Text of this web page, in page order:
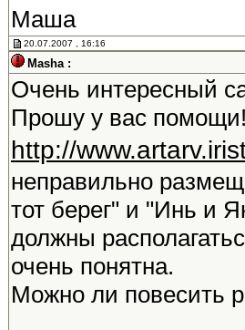
Маша
20.07.2007 , 16:16
Masha :
Очень интересный
Прошу у вас
http://
неправильно
тот берег" и "Инь и
должны
очень понятна.
Можно ли повесить